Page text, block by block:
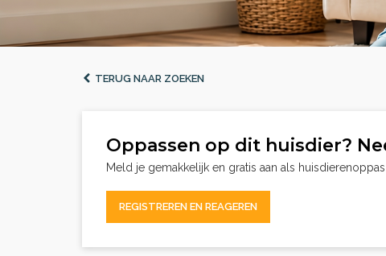
TERUG NAAR ZOEKEN
Oppassen op dit huisdier?
Meld je gemakkelijk en gratis aan als
REGISTREREN EN REAGEREN